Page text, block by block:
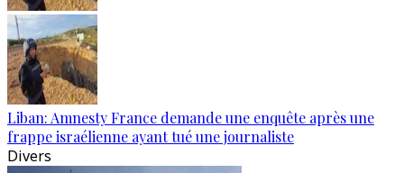
Liban: Amnesty France demande une enquête après une
frappe israélienne ayant tué une journaliste
Divers